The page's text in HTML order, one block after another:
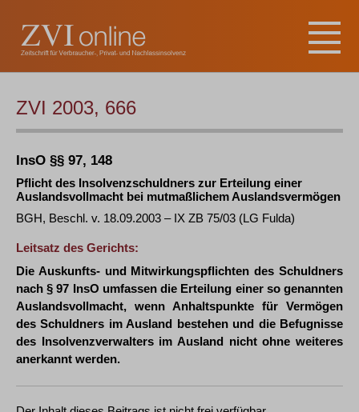
ZVI 2003, 666
InsO §§ 97, 148
Pflicht des Insolvenzschuldners zur Erteilung einer
Auslandsvollmacht bei mutmaßlichem Auslandsvermögen
BGH, Beschl. v. 18.09.2003 – IX ZB 75/03 (LG Fulda)
Leitsatz des Gerichts:
Die Auskunfts- und Mitwirkungspflichten des Schuldners
nach § 97 InsO umfassen die Erteilung einer so genannten
Auslandsvollmacht, wenn Anhaltspunkte für Vermögen
des Schuldners im Ausland bestehen und die Befugnisse
des Insolvenzverwalters im Ausland nicht ohne weiteres
anerkannt werden.